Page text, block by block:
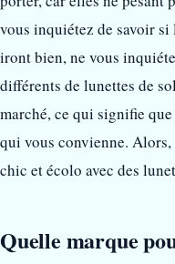
vous inquiétez de savoir
iront bien, ne vous
différents de lunettes de
marché, ce qui signifie
qui vous convienne.
chic et écolo avec des
Quelle marque